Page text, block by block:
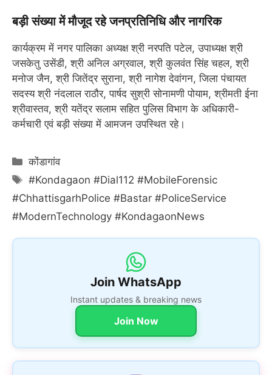
बड़ी संख्या में मौजूद रहे जनप्रतिनिधि और नागरिक
कार्यक्रम में नगर पालिका अध्यक्ष श्री नरपति पटेल, उपाध्यक्ष श्री
जसकेतु उसेंडी, श्री अनिल अग्रवाल, श्री कुलवंत सिंह चहल, श्री
मनोज जैन, श्री जितेंद्र सुराना, श्री नागेश देवांगन, जिला पंचायत
सदस्य श्री नंदलाल राठौर, पार्षद सुश्री सोनामणी पोयाम, श्रीमती ईना
श्रीवास्तव, श्री यतेंद्र सलाम सहित पुलिस विभाग के अधिकारी-
कर्मचारी एवं बड़ी संख्या में आमजन उपस्थित रहे।
Categories
कोंडागांव
Tags
#Kondagaon #Dial112 #MobileForensic
#ChhattisgarhPolice #Bastar #PoliceService
#ModernTechnology #KondagaonNews
Join WhatsApp
Instant updates & breaking news
Join Now